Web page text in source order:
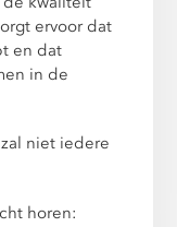
ervoor dat
en dat
in de
niet iedere
horen: